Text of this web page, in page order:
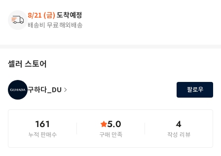
8/21 (금) 도착예정
배송비 무료해외배송
셀러 스토어
구하다_DU 팔로우
161
누적 판매수
5.0
구매 만족
4
작성 리뷰